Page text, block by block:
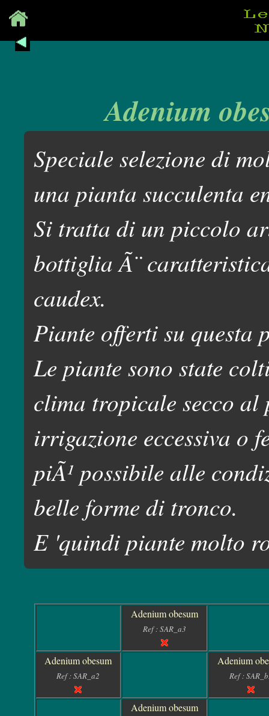
Adenium
Speciale selezione di
una pianta succulenta
Si tratta di un piccolo
bottiglia Ã¨
caudex.
Piante offerti su questa
Le piante sono state
clima tropicale secco
irrigazione eccessiva o
piÃ¹ possibile alle
belle forme di tronco.
E 'quindi piante molto
Adenium obesum
Ref : SAR_a3
Adenium obesum
Ref : SAR_a2
Adenium
Ref :
Adenium obesum